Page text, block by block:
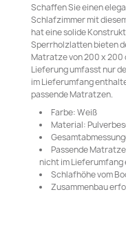
Schaffen Sie einen
Schlafzimmer mit
hat eine solide
Sperrholzlatten bieten
Matratze von 200 x 200
Lieferung umfasst nur
im Lieferumfang
passende Matratzen.
Farbe: Weiß
Material:
Passende
nicht im
Schlafhöhe vom
Zusammenbau